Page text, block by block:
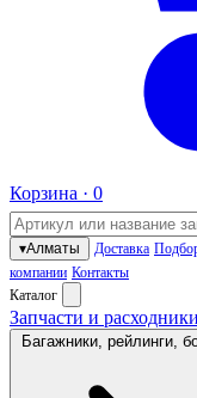
Корзина · 0
▾Алматы Доставка
компании Контакты
Каталог
Запчасти и расходники
Багажники, рейлинги,